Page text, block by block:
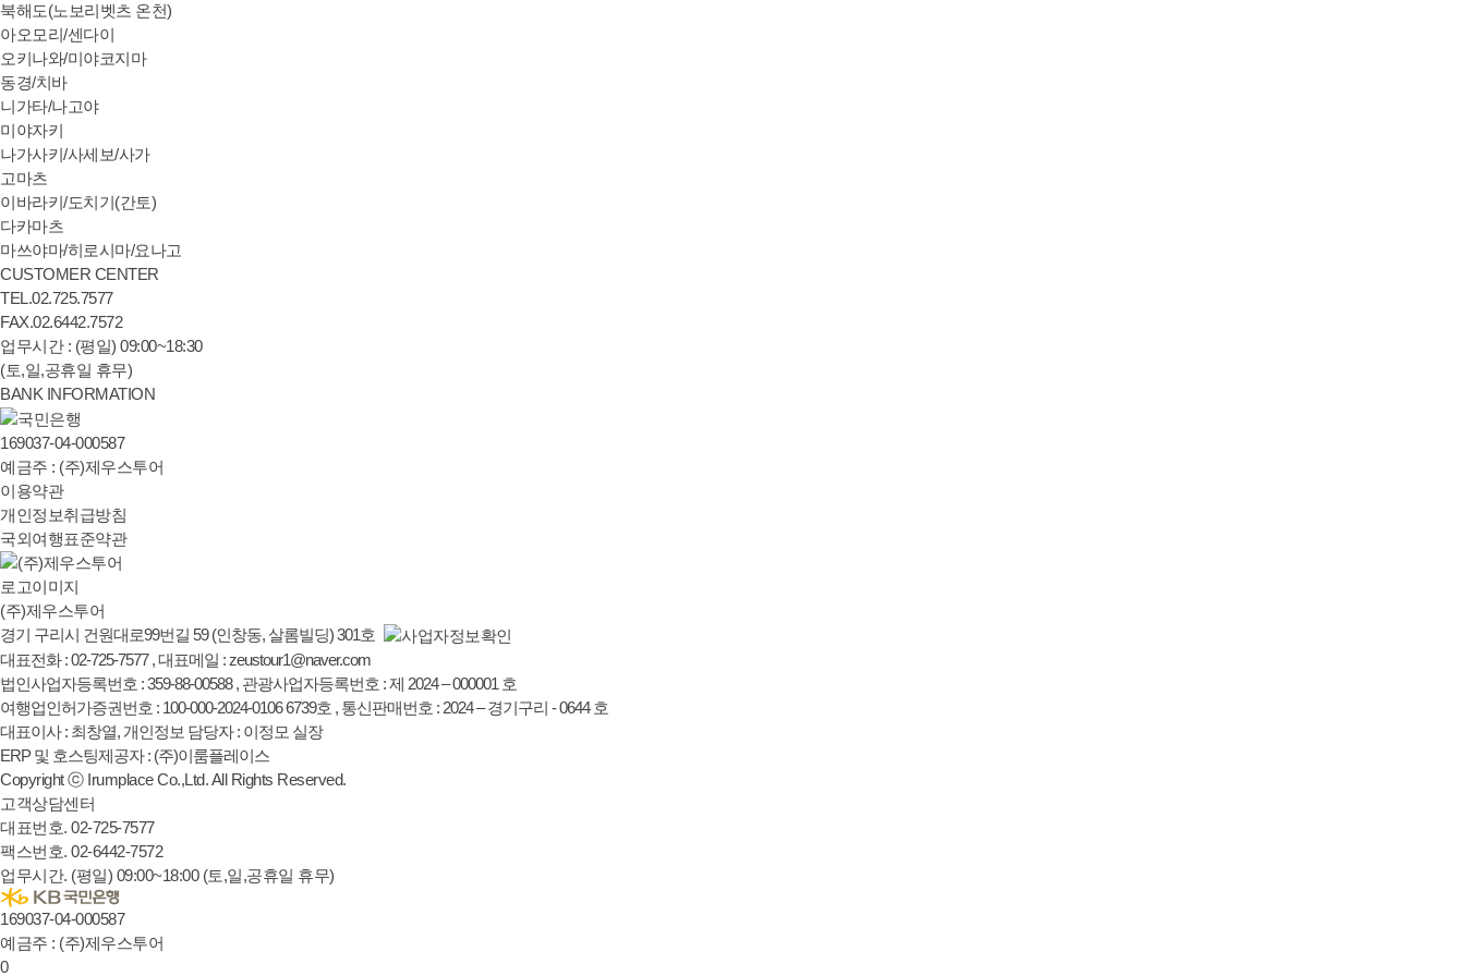
북해도(노보리벳츠 온천)
아오모리/센다이
오키나와/미야코지마
동경/치바
니가타/나고야
미야자키
나가사키/사세보/사가
고마츠
이바라키/도치기(간토)
다카마츠
마쓰야마/히로시마/요나고
CUSTOMER CENTER
TEL.02.725.7577
FAX.02.6442.7572
업무시간 : (평일) 09:00~18:30
(토,일,공휴일 휴무)
BANK INFORMATION
169037-04-000587
예금주 : (주)제우스투어
이용약관
개인정보취급방침
국외여행표준약관
(주)제우스투어
경기 구리시 건원대로99번길 59 (인창동, 살롬빌딩) 301호
대표전화 : 02-725-7577 , 대표메일 : zeustour1@naver.com
법인사업자등록번호 : 359-88-00588 , 관광사업자등록번호 : 제 2024 – 000001 호
여행업인허가증권번호 : 100-000-2024-0106 6739호 , 통신판매번호 : 2024 – 경기구리 - 0644 호
대표이사 : 최창열, 개인정보 담당자 : 이정모 실장
ERP 및 호스팅제공자 : (주)이룸플레이스
Copyright ⓒ Irumplace Co.,Ltd. All Rights Reserved.
고객상담센터
대표번호. 02-725-7577
팩스번호. 02-6442-7572
업무시간. (평일) 09:00~18:00 (토,일,공휴일 휴무)
169037-04-000587
예금주 : (주)제우스투어
0